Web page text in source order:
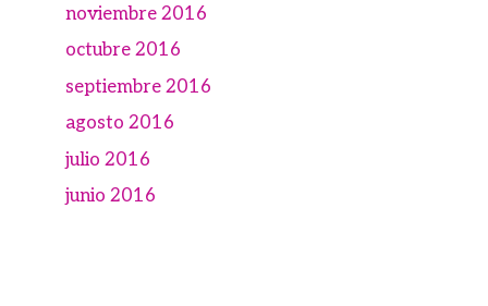
noviembre 2016
octubre 2016
septiembre 2016
agosto 2016
julio 2016
junio 2016